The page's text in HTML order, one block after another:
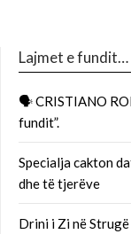
Lajmet e fundit…
🗣 CRISTIANO
fundit”.
Specialja cakton
dhe të tjerëve
Drini i Zi në